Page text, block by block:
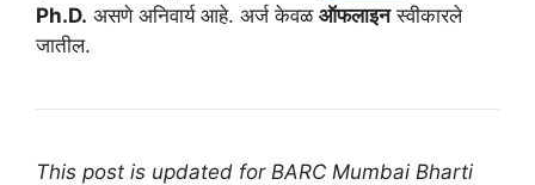
Ph.D. असणे अनिवार्य आहे. अर्ज केवळ ऑफलाइनस्वीकारले
जातील.
This post is updated for BARC Mumbai Bharti